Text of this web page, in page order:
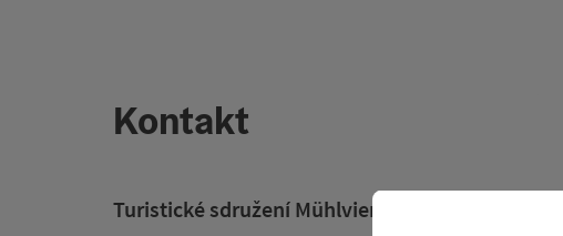
Kontakt
Turistické sdružení Mühlviertel